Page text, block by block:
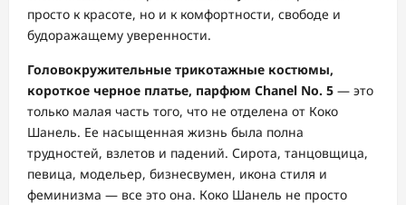
просто к красоте, но и к комфортности, свободе и
будоражащему уверенности.
Головокружительные трикотажные костюмы,
короткое черное платье, парфюм Chanel No. 5 — это
только малая часть того, что не отделена от Коко
Шанель. Ее насыщенная жизнь была полна
трудностей, взлетов и падений. Сирота, танцовщица,
певица, модельер, бизнесвумен, икона стиля и
феминизма — все это она. Коко Шанель не просто